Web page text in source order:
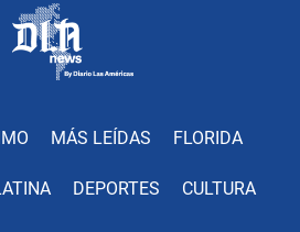
MÁS LEÍDAS FLORIDA
DEPORTES CULTURA